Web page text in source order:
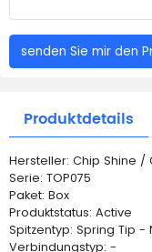
senden Sie mir den
Produktdetails
Hersteller: Chip Shine /
Serie: TOP075
Paket: Box
Produktstatus: Active
Spitzentyp: Spring Tip -
Verbindungstyp: -